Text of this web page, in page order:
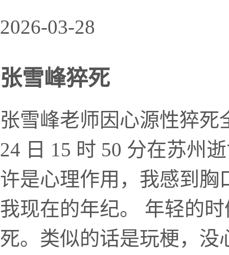
2026-03-28
张雪峰猝死
张雪峰老师因心源性猝死
24 日 15 时 50 分在苏州
许是心理作用，我感到胸
我现在的年纪。 年轻的
死。类似的话是玩梗，没